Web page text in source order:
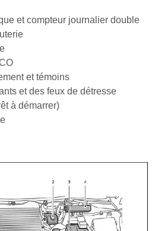
et compteur journalier double
et témoins
et des feux de détresse
à démarrer)